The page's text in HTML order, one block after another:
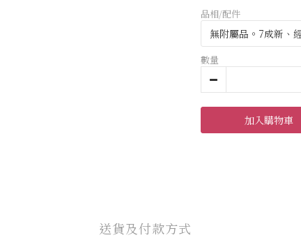
品相/配件
數量
加入購物車
送貨及付款方式